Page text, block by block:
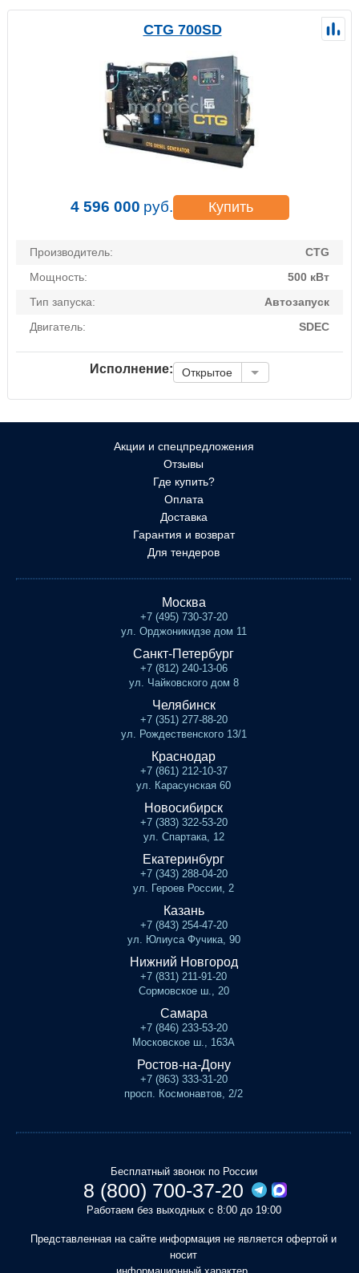
CTG 700SD
4 596 000 руб. Купить
Производитель:
CTG
Мощность:
500 кВт
Тип запуска:
Автозапуск
Двигатель:
SDEC
Исполнение: Открытое
Акции и спецпредложения
Отзывы
Где купить?
Оплата
Доставка
Гарантия и возврат
Для тендеров
Москва
+7 (495) 730-37-20
ул. Орджоникидзе дом 11
Санкт-Петербург
+7 (812) 240-13-06
ул. Чайковского дом 8
Челябинск
+7 (351) 277-88-20
ул. Рождественского 13/1
Краснодар
+7 (861) 212-10-37
ул. Карасунская 60
Новосибирск
+7 (383) 322-53-20
ул. Спартака, 12
Екатеринбург
+7 (343) 288-04-20
ул. Героев России, 2
Казань
+7 (843) 254-47-20
ул. Юлиуса Фучика, 90
Нижний Новгород
+7 (831) 211-91-20
Сормовское ш., 20
Самара
+7 (846) 233-53-20
Московское ш., 163А
Ростов-на-Дону
+7 (863) 333-31-20
просп. Космонавтов, 2/2
Бесплатный звонок по России
8 (800) 700-37-20
Работаем без выходных с 8:00 до 19:00
Представленная на сайте информация не является офертой и
носит